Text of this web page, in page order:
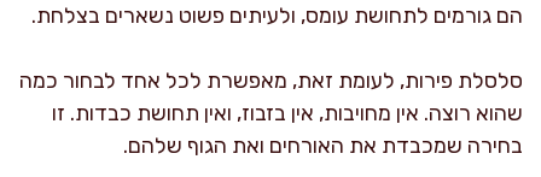
הם גורמים לתחושת עומס, ולעיתים פשוט נשארים בצלחת.
סלסלת פירות, לעומת זאת, מאפשרת לכל אחד לבחור כמה
שהוא רוצה. אין מחויבות, אין בזבוז, ואין תחושת כבדות. זו
בחירה שמכבדת את האורחים ואת הגוף שלהם.